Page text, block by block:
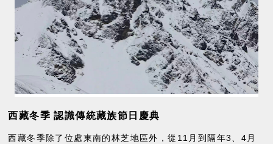
西藏冬季 認識傳統藏族節日慶典
西藏冬季除了位處東南的林芝地區外，從11月到隔年3、4月